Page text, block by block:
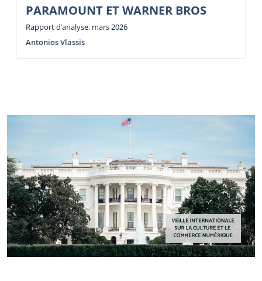
PARAMOUNT ET WARNER BROS
Rapport d’analyse, mars 2026
Antonios Vlassis